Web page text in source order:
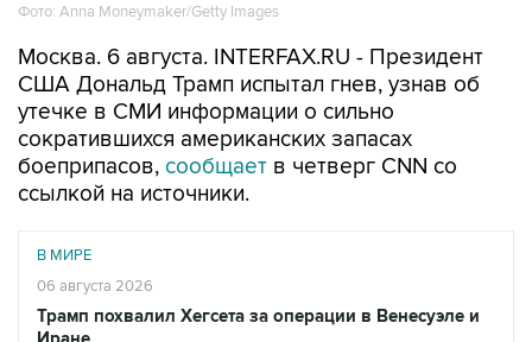
Фото: Anna Moneymaker/Getty Images
Москва. 6 августа. INTERFAX.RU - Президент
США Дональд Трамп испытал гнев, узнав об
утечке в СМИ информации о сильно
сократившихся американских запасах
боеприпасов, сообщает в четверг CNN со
ссылкой на источники.
В МИРЕ
06 августа 2026
Трамп похвалил Хегсета за операции в Венесуэле и